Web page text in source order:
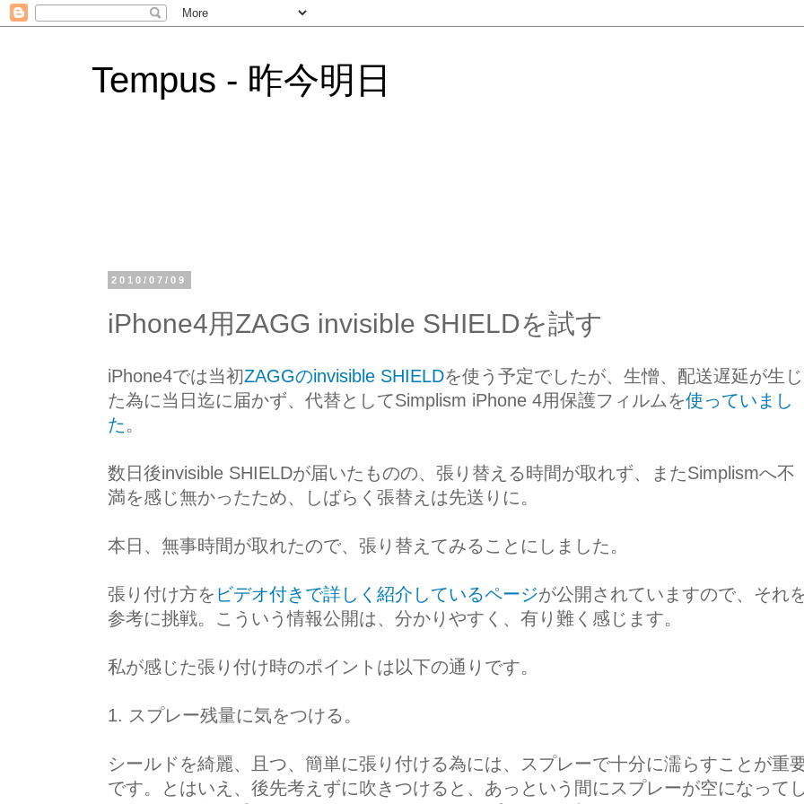
Tempus - 昨今明日
2010/07/09
iPhone4用ZAGG invisible SHIELDを試す
iPhone4では当初ZAGGのinvisible SHIELDを使う予定でしたが、生憎、配送遅延が生じ
た為に当日迄に届かず、代替としてSimplism iPhone 4用保護フィルムを使っていまし
た。
数日後invisible SHIELDが届いたものの、張り替える時間が取れず、またSimplismへ不
満を感じ無かったため、しばらく張替えは先送りに。
本日、無事時間が取れたので、張り替えてみることにしました。
張り付け方を ビデオ付きで詳しく紹介しているページが公開されていますので、それ
参考に挑戦。こういう情報公開は、分かりやすく、有り難く感じます。
私が感じた張り付け時のポイントは以下の通りです。
1. スプレー残量に気をつける。
シールドを綺麗、且つ、簡単に張り付ける為には、スプレーで十分に濡らすことが重
です。とはいえ、後先考えずに吹きつけると、あっという間にスプレーが空になってし